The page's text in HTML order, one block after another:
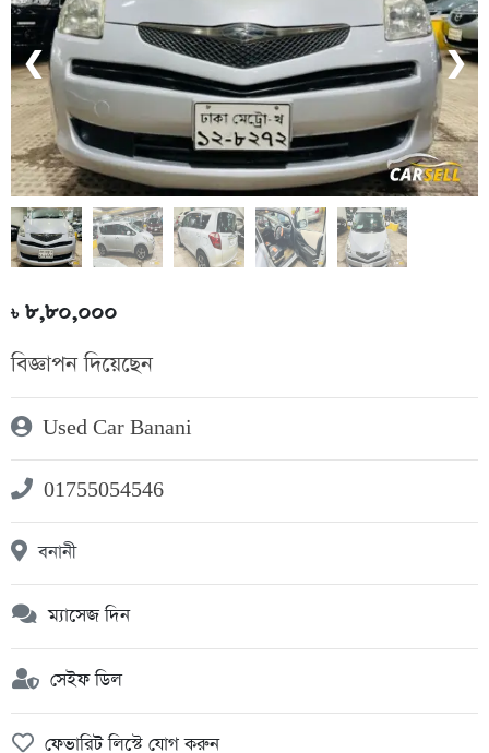
❮ ❯
৳৮,৮০,০০০
বিজ্ঞাপন দিয়েছেন
Used Car Banani
01755054546
বনানী
ম্যাসেজ দিন
সেইফ ডিল
ফেভারিট লিস্টে যোগ করুন